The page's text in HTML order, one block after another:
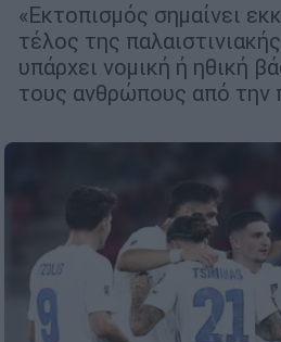
«Εκτοπισμός σημαίνει
τέλος της
υπάρχει νομική ή ηθική
τους ανθρώπους από την